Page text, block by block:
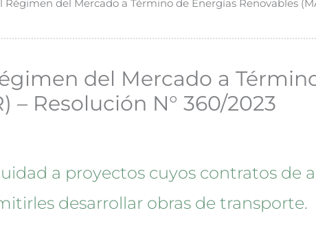
Régimen del Mercado a Término de Energías Renovables
del Mercado a
– Resolución N° 360/2023
a proyectos cuyos contratos de
desarrollar obras de transporte.